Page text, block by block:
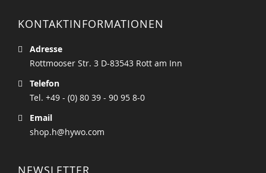
KONTAKTINFORMATIONEN
Adresse
Rottmooser Str. 3 D-83543 Rott am Inn
Telefon
Tel. +49 - (0) 80 39 - 90 95 8-0
Email
shop.h@hywo.com
NEWSLETTER